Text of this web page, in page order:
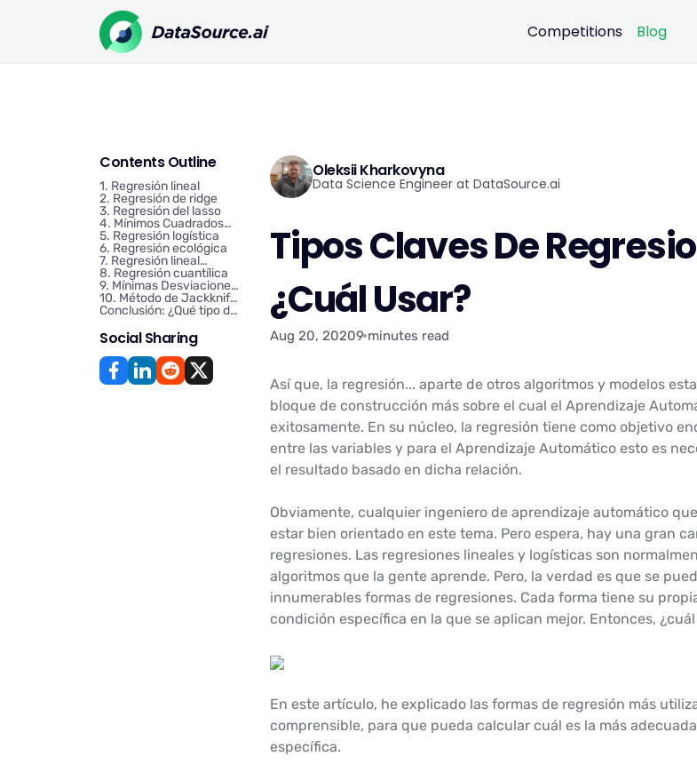
Competitions Blog
Contents Outline
1. Regresión lineal
2. Regresión de ridge
3. Regresión del lasso
4. Mínimos Cuadrados
parciales (PLS)
5. Regresión logística
6. Regresión ecológica
7. Regresión lineal
bayesiana
8. Regresión cuantílica
9. Mínimas Desviaciones
absolutas (LAD)
10. Método de Jackknife
(una navaja plegable
Conclusión: ¿Qué tipo de
Social Sharing
Oleksii Kharkovyna
Data Science Engineer at DataSource.ai
Tipos Claves De
¿Cuál Usar?
Aug 20, 20209 minutes read
Así que, la regresión... aparte de otros algoritmos y modelos
bloque de construcción más sobre el cual el Aprendizaje
exitosamente. En su núcleo, la regresión tiene como objetivo
entre las variables y para el Aprendizaje Automático esto es
el resultado basado en dicha relación.
Obviamente, cualquier ingeniero de aprendizaje automático
estar bien orientado en este tema. Pero espera, hay una gran
regresiones. Las regresiones lineales y logísticas son
algoritmos que la gente aprende. Pero, la verdad es que se
innumerables formas de regresiones. Cada forma tiene su
condición específica en la que se aplican mejor. Entonces,
En este artículo, he explicado las formas de regresión más
comprensible, para que pueda calcular cuál es la más
específica.